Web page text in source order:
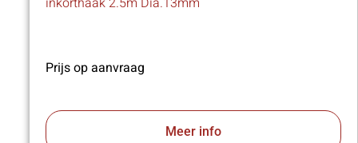
Prijs op aanvraag
Meer info